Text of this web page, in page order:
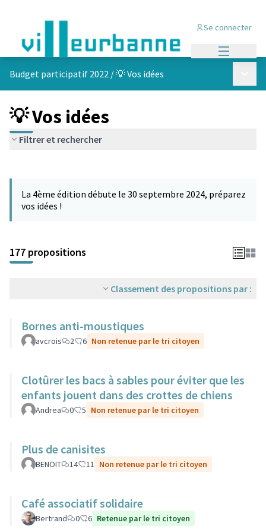
Se connecter
Budget participatif 2022 /💡 Vos idées
💡 Vos idées
Filtrer et rechercher
−
La 4ème édition débute le 30 septembre 2024, préparez
vos idées !
177 propositions
Classement des propositions par :
Bornes anti-moustiques
avcrois 2 6 Non retenue par le tri citoyen
Clotûrer les bacs à sables pour éviter que les
enfants jouent dans des crottes de chiens
Andrea 0 5 Non retenue par le tri citoyen
Plus de canisites
BENOIT 14 11 Non retenue par le tri citoyen
Café associatif solidaire
Bertrand 0 6 Retenue par le tri citoyen